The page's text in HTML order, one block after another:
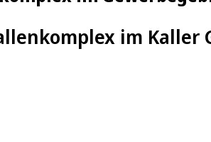
im Kaller